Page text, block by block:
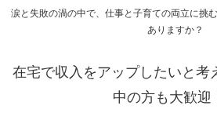
涙と失敗の渦の中で、仕事と子育ての両立に挑
ありますか？
在宅で収入をアップしたいと考
中の方も大歓迎